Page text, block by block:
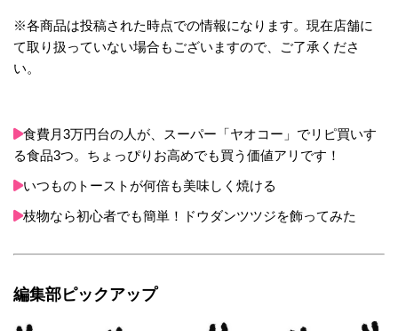
※各商品は投稿された時点での情報になります。現在店舗に
て取り扱っていない場合もございますので、ご了承くださ
い。
食費月3万円台の人が、スーパー「ヤオコー」でリピ買いす
る食品3つ。ちょっぴりお高めでも買う価値アリです！
いつものトーストが何倍も美味しく焼ける
枝物なら初心者でも簡単！ドウダンツツジを飾ってみた
編集部ピックアップ